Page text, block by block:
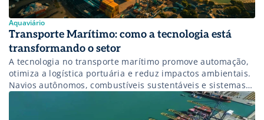
Aquaviário
Transporte Marítimo: como a tecnologia está
transformando o setor
A tecnologia no transporte marítimo promove automação,
otimiza a logística portuária e reduz impactos ambientais.
Navios autônomos, combustíveis sustentáveis e sistemas
integrados são exemplos que melhoram a segurança e
conectividade entre portos brasileiros e internacionais.